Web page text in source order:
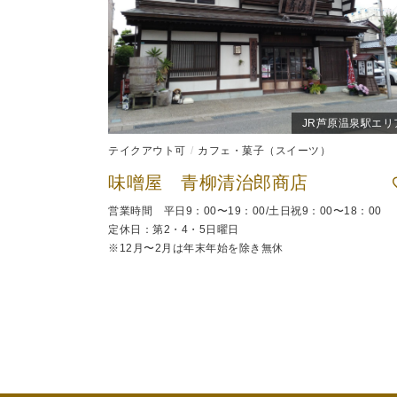
JR芦原温泉駅エリ
テイクアウト可 カフェ・菓子（スイーツ）
味噌屋 青柳清治郎商店
営業時間 平日9：00〜19：00/土日祝9：00〜18：00
定休日：第2・4・5日曜日
※12月〜2月は年末年始を除き無休